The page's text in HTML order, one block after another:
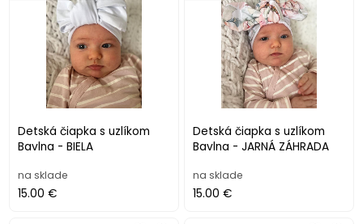
Detská čiapka s uzlíkom
Bavlna - BIELA
na sklade
15.00 €
Detská čiapka s uzlíkom
Bavlna - JARNÁ ZÁHRADA
na sklade
15.00 €